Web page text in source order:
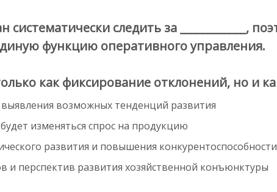
следить за ____________,
функцию оперативного управления.
как фиксирование отклонений, но и
возможных тенденций развития
изменяться спрос на продукцию
развития и повышения конкурентоспособности
и перспектив развития хозяйственной конъюнктуры